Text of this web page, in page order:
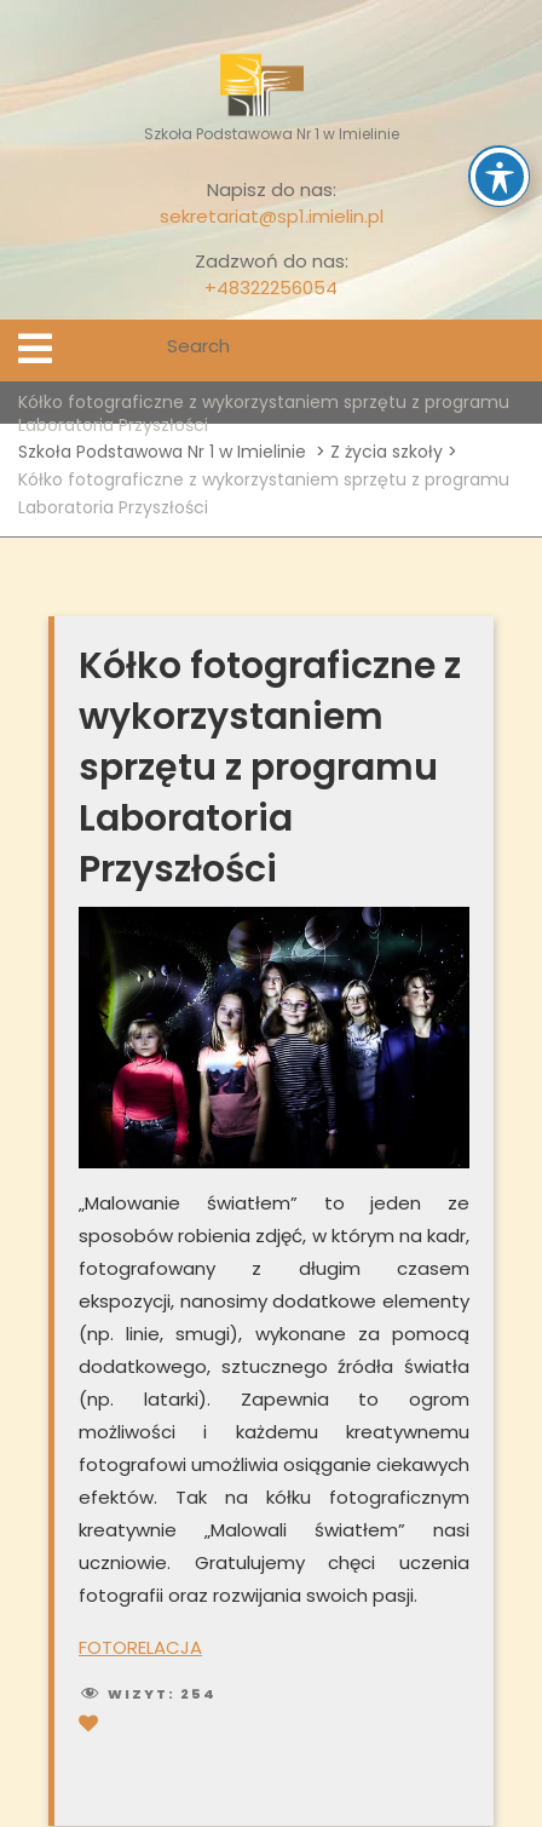
content
Szkoła Podstawowa Nr 1 w Imielinie
Napisz do nas:
sekretariat@sp1.imielin.pl
Zadzwoń do nas:
+48322256054
Open
Menu
Kółko fotograficzne z wykorzystaniem sprzętu z programu
Laboratoria Przyszłości
Szkoła Podstawowa Nr 1 w Imielinie > Z życia szkoły >
Kółko fotograficzne z wykorzystaniem sprzętu z programu
Laboratoria Przyszłości
Kółko fotograficzne z
wykorzystaniem
sprzętu z programu
Laboratoria
Przyszłości
„Malowanie światłem” to jeden ze
sposobów robienia zdjęć, w którym na kadr,
fotografowany z długim czasem
ekspozycji, nanosimy dodatkowe elementy
(np. linie, smugi), wykonane za pomocą
dodatkowego, sztucznego źródła światła
(np. latarki). Zapewnia to ogrom
możliwości i każdemu kreatywnemu
fotografowi umożliwia osiąganie ciekawych
efektów. Tak na kółku fotograficznym
kreatywnie „Malowali światłem” nasi
uczniowie. Gratulujemy chęci uczenia
fotografii oraz rozwijania swoich pasji.
FOTORELACJA
WIZYT: 254